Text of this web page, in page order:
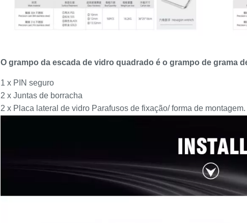
O grampo da escada de vidro quadrado é o grampo de grama
1 x PIN seguro
2 x Juntas de borracha
2 x Placa lateral de vidro Parafusos de fixação/ forma de montagem.